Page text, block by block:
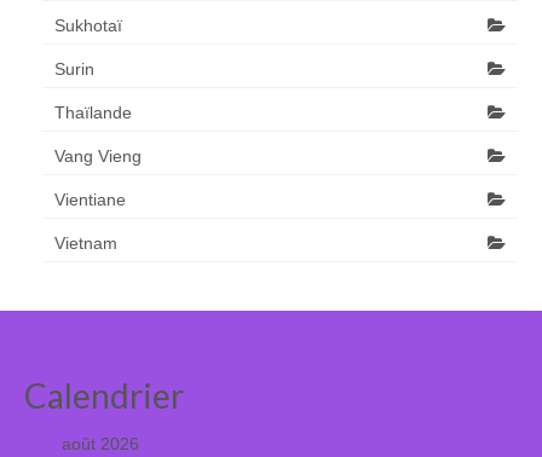
Sukhotaï
Surin
Thaïlande
Vang Vieng
Vientiane
Vietnam
Calendrier
août 2026